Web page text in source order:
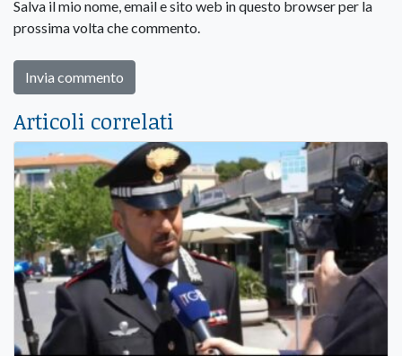
Salva il mio nome, email e sito web in questo browser per la
prossima volta che commento.
Articoli correlati